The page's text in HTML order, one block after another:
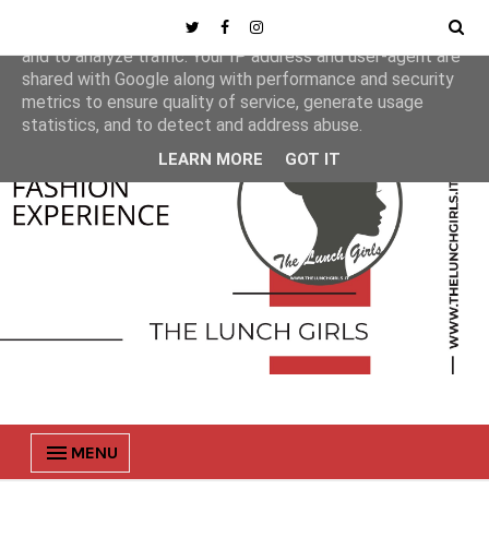
MENU
This site uses cookies from Google to deliver its services
and to analyze traffic. Your IP address and user-agent are
shared with Google along with performance and security
metrics to ensure quality of service, generate usage
statistics, and to detect and address abuse.
LEARN MORE GOT IT